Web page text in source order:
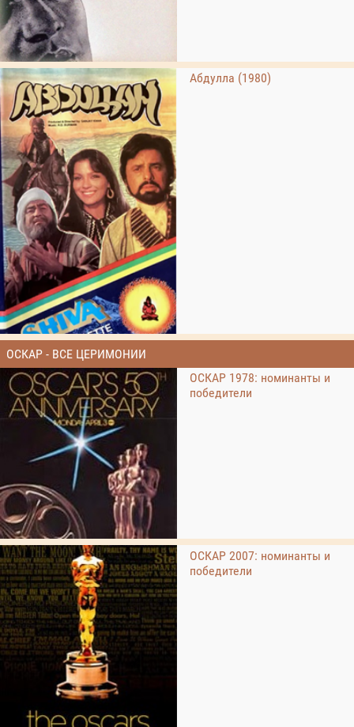
Абдулла (1980)
ОСКАР - ВСЕ ЦЕРИМОНИИ
ОСКАР 1978: номинанты и
победители
ОСКАР 2007: номинанты и
победители